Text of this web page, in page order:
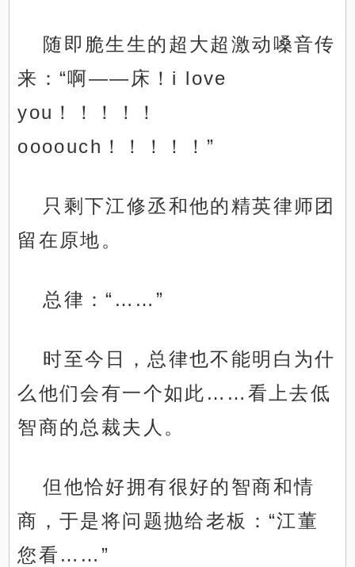
随即脆生生的超大超激动嗓音传
来：“啊——床！i love
you！！！！！
oooouch！！！！！”
只剩下江修丞和他的精英律师团
留在原地。
总律：“……”
时至今日，总律也不能明白为什
么他们会有一个如此……看上去低
智商的总裁夫人。
但他恰好拥有很好的智商和情
商，于是将问题抛给老板：“江董
您看……”